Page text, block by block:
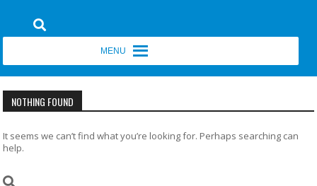
Sport&Impianti
NOTHING FOUND
It seems we can’t find what you’re looking for. Perhaps searching can
help.